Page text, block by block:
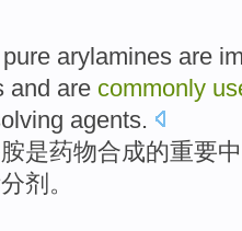
arylamines are
and are commonly
agents.
是药物合成的重要
剂 。